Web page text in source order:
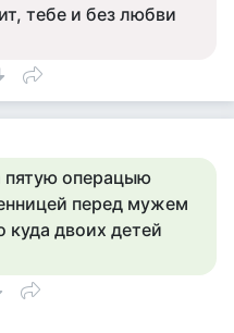
тебе и без любви
пятую операцыю
перед мужем
куда двоих детей